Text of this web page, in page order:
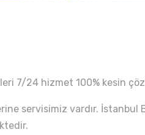
7/24 hizmet 100% kesin
servisimiz vardır. İstanbul